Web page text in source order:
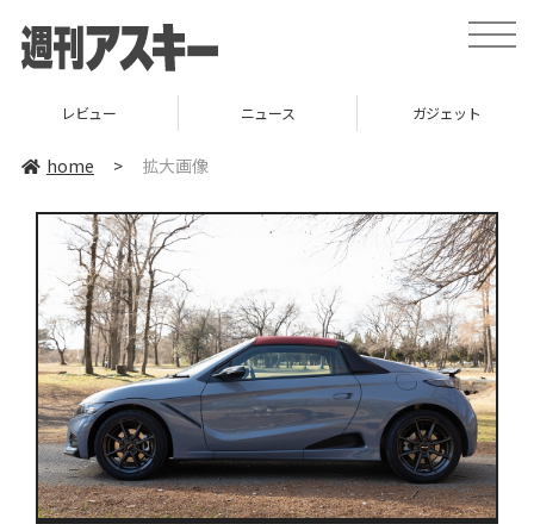
toggle
レビュー ニュース ガジェット
home > 拡大画像